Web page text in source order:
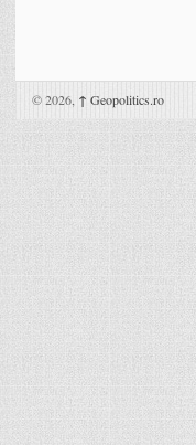
© 2026, ↑ Geopolitics.ro